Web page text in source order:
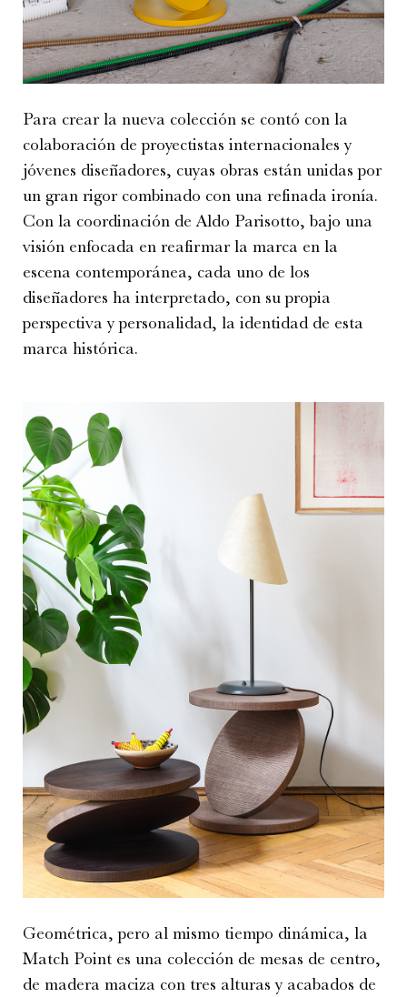
Para crear la nueva colección se contó con la
colaboración de proyectistas internacionales y
jóvenes diseñadores, cuyas obras están unidas por
un gran rigor combinado con una refinada ironía.
Con la coordinación de Aldo Parisotto, bajo una
visión enfocada en reafirmar la marca en la
escena contemporánea, cada uno de los
diseñadores ha interpretado, con su propia
perspectiva y personalidad, la identidad de esta
marca histórica.
Geométrica, pero al mismo tiempo dinámica, la
Match Point es una colección de mesas de centro,
de madera maciza con tres alturas y acabados de